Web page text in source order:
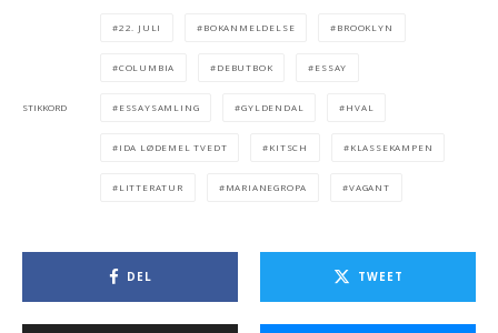
STIKKORD
22. JULI BOKANMELDELSE BROOKLYN
COLUMBIA DEBUTBOK ESSAY
ESSAYSAMLING GYLDENDAL HVAL
IDA LØDEMEL TVEDT KITSCH KLASSEKAMPEN
LITTERATUR MARIANEGROPA VAGANT
DEL TWEET